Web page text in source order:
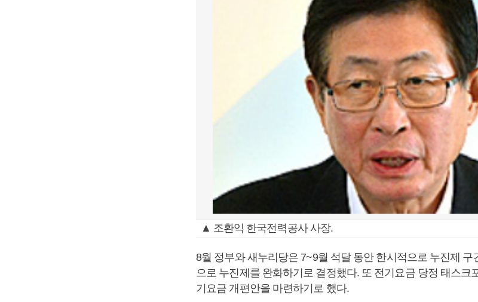
▲ 조환익 한국전력공사 사장.
8월 정부와 새누리당은 7~9월 석달 동안 한시적으로 누진제 구
으로 누진제를 완화하기로 결정했다. 또 전기요금 당정 태스크
기요금 개편안을 마련하기로 했다.